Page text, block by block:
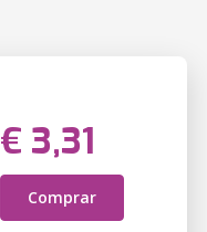
€ 3,31
Comprar